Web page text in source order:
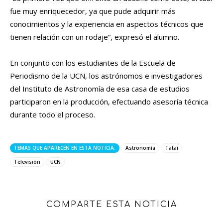
fue muy enriquecedor, ya que pude adquirir más
conocimientos y la experiencia en aspectos técnicos que
tienen relación con un rodaje”, expresó el alumno.
En conjunto con los estudiantes de la Escuela de
Periodismo de la UCN, los astrónomos e investigadores
del Instituto de Astronomía de esa casa de estudios
participaron en la producción, efectuando asesoría técnica
durante todo el proceso.
TEMAS QUE APARECEN EN ESTA NOTICIA: Astronomía
Tatai
Televisión
UCN
COMPARTE ESTA NOTICIA